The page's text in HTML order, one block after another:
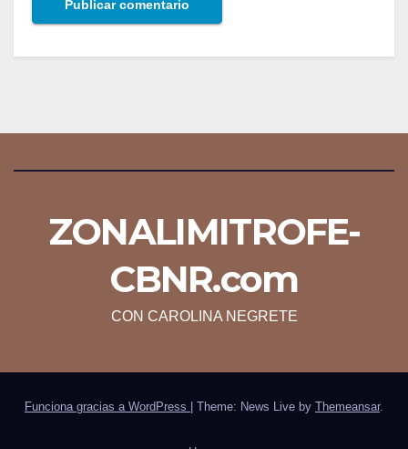
ZONALIMITROFE-
CBNR.com
CON CAROLINA NEGRETE
Funciona gracias a WordPress Theme: News Live by Themeansar.